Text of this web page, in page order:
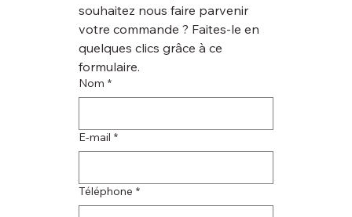
souhaitez nous faire parvenir
votre commande ? Faites-le en
quelques clics grâce à ce
formulaire.
Nom *
E‑mail *
Téléphone *